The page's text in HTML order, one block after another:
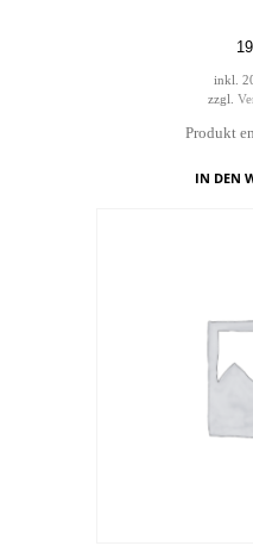
inkl.
zzgl.
Produkt
IN DEN